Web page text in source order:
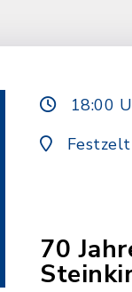
18:00
70